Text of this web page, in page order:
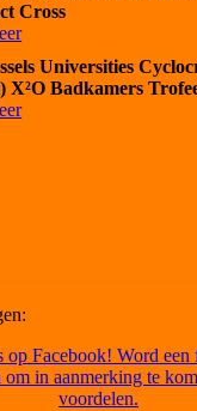
Cross
Universities
X²O Badkamers
op Facebook! Word een
om in aanmerking te
voordelen.